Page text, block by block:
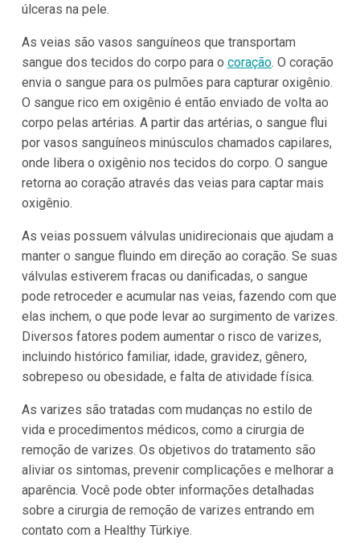
úlceras na pele.
As veias são vasos sanguíneos que transportam
sangue dos tecidos do corpo para o coração. O coração
envia o sangue para os pulmões para capturar oxigênio.
O sangue rico em oxigênio é então enviado de volta ao
corpo pelas artérias. A partir das artérias, o sangue flui
por vasos sanguíneos minúsculos chamados capilares,
onde libera o oxigênio nos tecidos do corpo. O sangue
retorna ao coração através das veias para captar mais
oxigênio.
As veias possuem válvulas unidirecionais que ajudam a
manter o sangue fluindo em direção ao coração. Se suas
válvulas estiverem fracas ou danificadas, o sangue
pode retroceder e acumular nas veias, fazendo com que
elas inchem, o que pode levar ao surgimento de varizes.
Diversos fatores podem aumentar o risco de varizes,
incluindo histórico familiar, idade, gravidez, gênero,
sobrepeso ou obesidade, e falta de atividade física.
As varizes são tratadas com mudanças no estilo de
vida e procedimentos médicos, como a cirurgia de
remoção de varizes. Os objetivos do tratamento são
aliviar os sintomas, prevenir complicações e melhorar a
aparência. Você pode obter informações detalhadas
sobre a cirurgia de remoção de varizes entrando em
contato com a Healthy Türkiye.